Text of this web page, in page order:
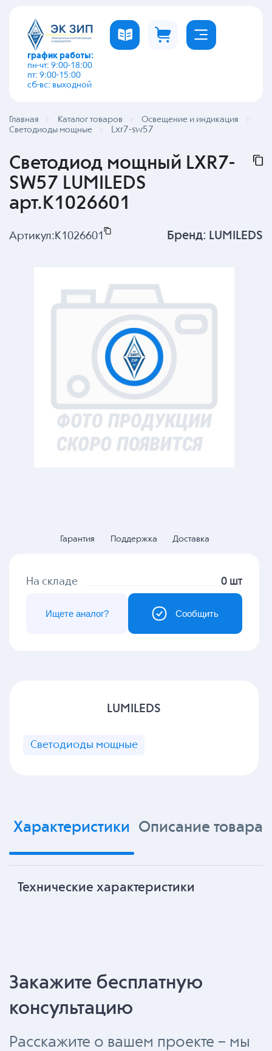
график работы:
пн-чт: 9:00-18:00
пт: 9:00-15:00
сб-вс: выходной
Главная Каталог товаров
Освещение и индикация
Светодиоды мощные
Lxr7-sw57
Светодиод мощный LXR7-
SW57 LUMILEDS
арт.K1026601
Артикул: K1026601 Бренд: LUMILEDS
Гарантия Поддержка Доставка
На складе 0 шт
Сообщить
Ищете аналог?
LUMILEDS
Светодиоды мощные
Характеристики Описание товара
Технические характеристики
Закажите бесплатную
консультацию
Расскажите о вашем проекте – мы